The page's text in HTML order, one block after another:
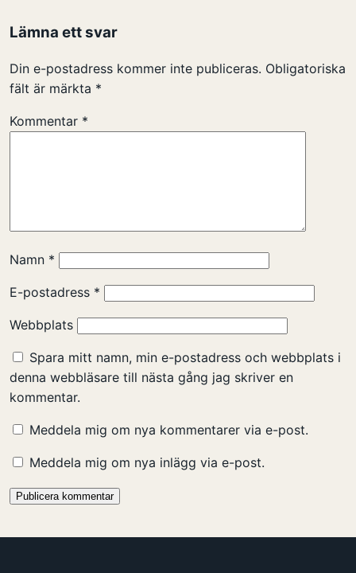
Lämna ett svar
Din e-postadress kommer inte publiceras. Obligatoriska
fält är märkta *
Kommentar *
Namn *
E-postadress *
Webbplats
Spara mitt namn, min e-postadress och webbplats i
denna webbläsare till nästa gång jag skriver en
kommentar.
Meddela mig om nya kommentarer via e-post.
Meddela mig om nya inlägg via e-post.